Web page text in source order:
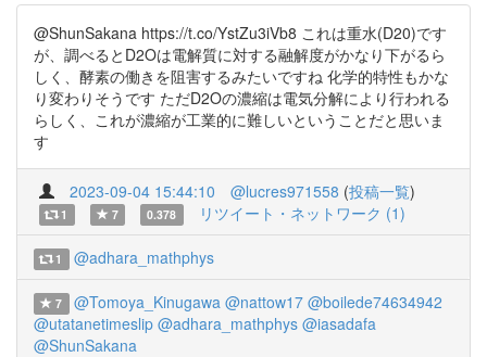
@ShunSakana https://t.co/YstZu3iVb8 これは重水(D20)です
が、調べるとD2Oは電解質に対する融解度がかなり下がるら
しく、酵素の働きを阻害するみたいですね 化学的特性もかな
り変わりそうです ただD2Oの濃縮は電気分解により行われる
らしく、これが濃縮が工業的に難しいということだと思いま
す
2023-09-04 15:44:10 @lucres971558 (投稿一覧)
1 7 0.378 リツイート・ネットワーク (1)
1 @adhara_mathphys
7 @Tomoya_Kinugawa @nattow17 @boilede74634942
@utatanetimeslip @adhara_mathphys @iasadafa
@ShunSakana